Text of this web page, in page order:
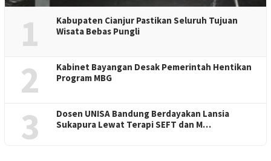
1
Kabupaten Cianjur Pastikan Seluruh Tujuan
Wisata Bebas Pungli
2
Kabinet Bayangan Desak Pemerintah Hentikan
Program MBG
3
Dosen UNISA Bandung Berdayakan Lansia
Sukapura Lewat Terapi SEFT dan M…